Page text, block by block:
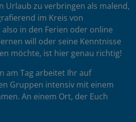
Urlaub zu verbringen als malend,
im Kreis von
in den Ferien oder online
will oder seine Kenntnisse
möchte, ist hier genau richtig!
am Tag arbeitet Ihr auf
Gruppen intensiv mit einem
An einem Ort, der Euch